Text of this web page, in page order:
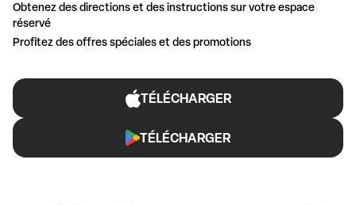
Obtenez des directions et des instructions sur votre espace
réservé
Profitez des offres spéciales et des promotions
TÉLÉCHARGER
TÉLÉCHARGER